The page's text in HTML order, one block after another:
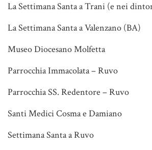
La Settimana Santa a Trani (e nei
La Settimana Santa a Valenzano (BA)
Museo Diocesano Molfetta
Parrocchia Immacolata – Ruvo
Parrocchia SS. Redentore – Ruvo
Santi Medici Cosma e Damiano
Settimana Santa a Ruvo